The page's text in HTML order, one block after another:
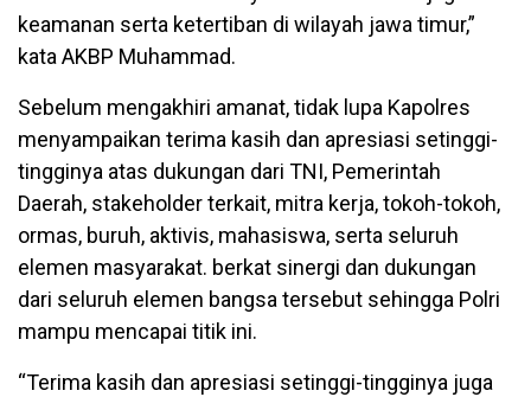
keamanan serta ketertiban di wilayah jawa timur,”
kata AKBP Muhammad.
Sebelum mengakhiri amanat, tidak lupa Kapolres
menyampaikan terima kasih dan apresiasi setinggi-
tingginya atas dukungan dari TNI, Pemerintah
Daerah, stakeholder terkait, mitra kerja, tokoh-tokoh,
ormas, buruh, aktivis, mahasiswa, serta seluruh
elemen masyarakat. berkat sinergi dan dukungan
dari seluruh elemen bangsa tersebut sehingga Polri
mampu mencapai titik ini.
“Terima kasih dan apresiasi setinggi-tingginya juga